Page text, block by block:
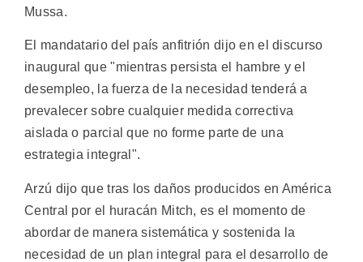
Mussa.
El mandatario del país anfitrión dijo en el discurso
inaugural que "mientras persista el hambre y el
desempleo, la fuerza de la necesidad tenderá a
prevalecer sobre cualquier medida correctiva
aislada o parcial que no forme parte de una
estrategia integral".
Arzú dijo que tras los daños producidos en América
Central por el huracán Mitch, es el momento de
abordar de manera sistemática y sostenida la
necesidad de un plan integral para el desarrollo de